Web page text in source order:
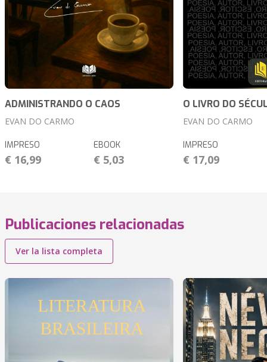
ADMINISTRANDO O CAOS
EVAN DO CARMO
IMPRESO
€ 16,99
EBOOK
€ 5,03
O LIVRO DO
EVAN DO CARMO
IMPRESO
€ 17,09
Publicaciones relacionadas
Ver la lista completa